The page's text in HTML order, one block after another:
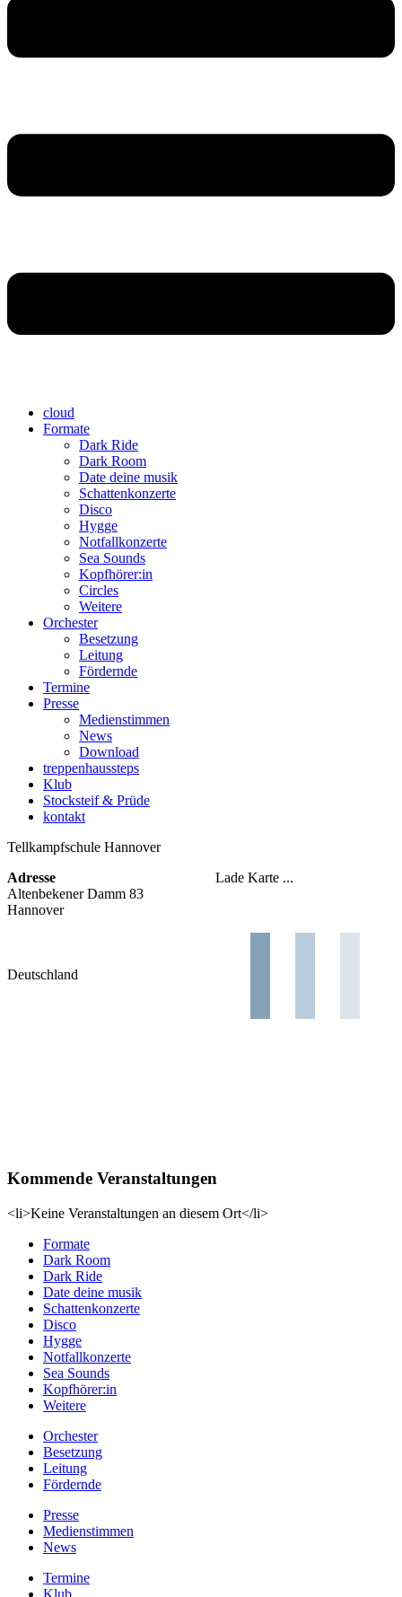
cloud
Formate
Dark Ride
Dark Room
Date deine musik
Schattenkonzerte
Disco
Hygge
Notfallkonzerte
Sea Sounds
Kopfhörer:in
Circles
Weitere
Orchester
Besetzung
Leitung
Fördernde
Termine
Presse
Medienstimmen
News
Download
treppenhaussteps
Klub
Stocksteif & Prüde
kontakt
Tellkampfschule Hannover
Lade Karte ...
Adresse
Altenbekener Damm 83
Hannover
Deutschland
Kommende Veranstaltungen
<li>Keine Veranstaltungen an diesem Ort</li>
Formate
Dark Room
Dark Ride
Date deine musik
Schattenkonzerte
Disco
Hygge
Notfallkonzerte
Sea Sounds
Kopfhörer:in
Weitere
Orchester
Besetzung
Leitung
Fördernde
Presse
Medienstimmen
News
Termine
Klub